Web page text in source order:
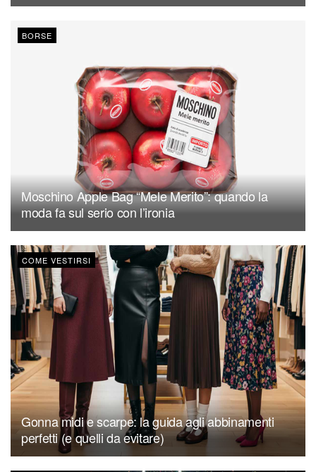
BORSE
Moschino Apple Bag “Mele Merito”: quando la
moda fa sul serio con l’ironia
COME VESTIRSI
Gonna midi e scarpe: la guida agli abbinamenti
perfetti (e quelli da evitare)